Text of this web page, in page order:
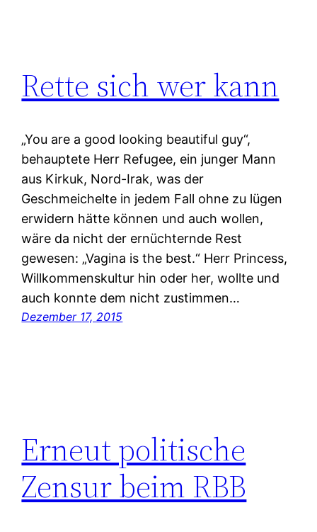
Rette sich wer kann
„You are a good looking beautiful guy“,
behauptete Herr Refugee, ein junger Mann
aus Kirkuk, Nord-Irak, was der
Geschmeichelte in jedem Fall ohne zu lügen
erwidern hätte können und auch wollen,
wäre da nicht der ernüchternde Rest
gewesen: „Vagina is the best.“ Herr Princess,
Willkommenskultur hin oder her, wollte und
auch konnte dem nicht zustimmen…
Dezember 17, 2015
Erneut politische
Zensur beim RBB